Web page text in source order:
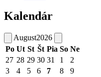
Kalendár
August2026
Po Ut St Št Pia So Ne
27 28 29 30 31 1
2
3
4 5 6 7 8
9